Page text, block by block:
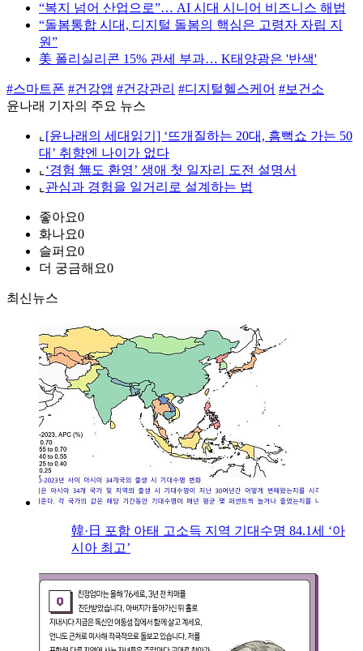
“복지 넘어 산업으로”… AI 시대 시니어 비즈니스 해법
“돌봄통합 시대, 디지털 돌봄의 핵심은 고령자 자립 지
원”
美 폴리실리콘 15% 관세 부과… K태양광은 '반색'
#스마트폰 #건강앱 #건강관리 #디지털헬스케어 #보건소
윤나래 기자의 주요 뉴스
⌞ [윤나래의 세대읽기] ‘뜨개질하는 20대, 흠뻑쇼 가는 50
대’ 취향엔 나이가 없다
⌞ ‘경험 無도 환영’ 생애 첫 일자리 도전 설명서
⌞ 관심과 경험을 일거리로 설계하는 법
좋아요0
화나요0
슬퍼요0
더 궁금해요0
최신뉴스
韓·日 포함 아태 고소득 지역 기대수명 84.1세 ‘아
시아 최고’